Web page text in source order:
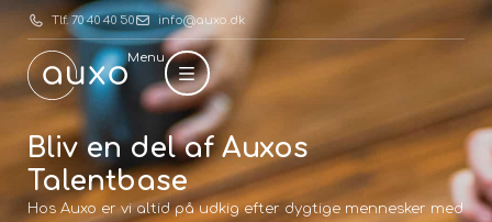
Tlf. 70 40 40 50 info@auxo.dk
Menu
Bliv en del af Auxos
Talentbase
Hos Auxo er vi altid på udkig efter dygtige mennesker med